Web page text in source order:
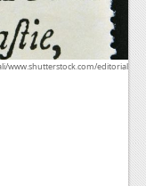
www.shutterstock.com/editorial